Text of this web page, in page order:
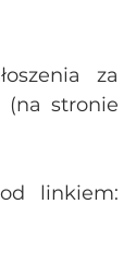
za
(na stronie